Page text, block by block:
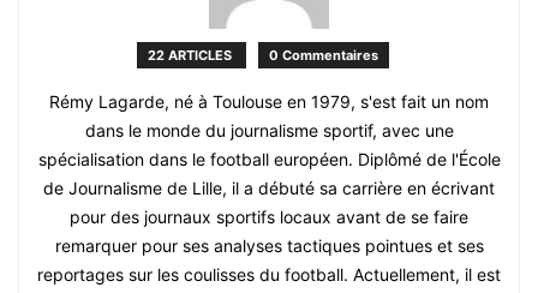
22 ARTICLES 0 Commentaires
Rémy Lagarde, né à Toulouse en 1979, s'est fait un nom
dans le monde du journalisme sportif, avec une
spécialisation dans le football européen. Diplômé de l'École
de Journalisme de Lille, il a débuté sa carrière en écrivant
pour des journaux sportifs locaux avant de se faire
remarquer pour ses analyses tactiques pointues et ses
reportages sur les coulisses du football. Actuellement, il est